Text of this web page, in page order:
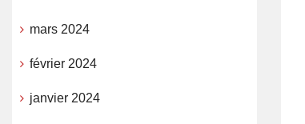
mars 2024
février 2024
janvier 2024